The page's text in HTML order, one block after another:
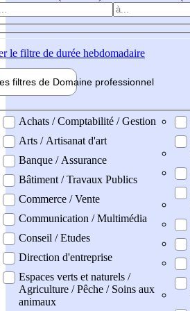
le filtre de durée hebdomadaire
filtres de Domaine professionnel
professionel
Achats / Comptabilité / Gestion
Arts / Artisanat d'art
Banque / Assurance
Bâtiment / Travaux Publics
Commerce / Vente
Communication / Multimédia
Conseil / Etudes
Direction d'entreprise
Espaces verts et naturels /
Agriculture / Pêche / Soins aux
animaux